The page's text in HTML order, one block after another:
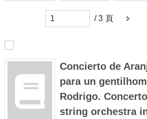
/ 3 頁 下一頁
Concierto de
para un
Rodrigo.
string orchestra